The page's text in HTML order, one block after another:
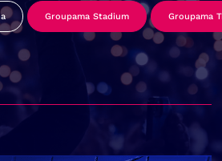
Groupama Stadium Groupama